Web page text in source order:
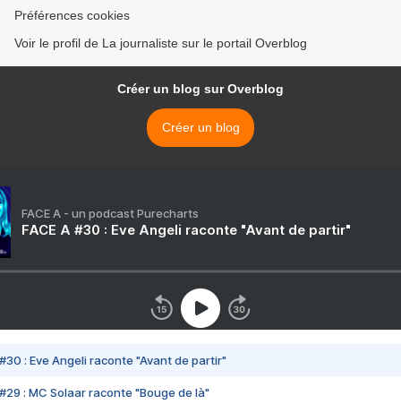
Préférences cookies
Voir le profil de La journaliste sur le portail Overblog
Créer un blog sur Overblog
Créer un blog
FACE A - un podcast Purecharts
FACE A #30 : Eve Angeli raconte "Avant de partir"
#30 : Eve Angeli raconte "Avant de partir"
#29 : MC Solaar raconte "Bouge de là"